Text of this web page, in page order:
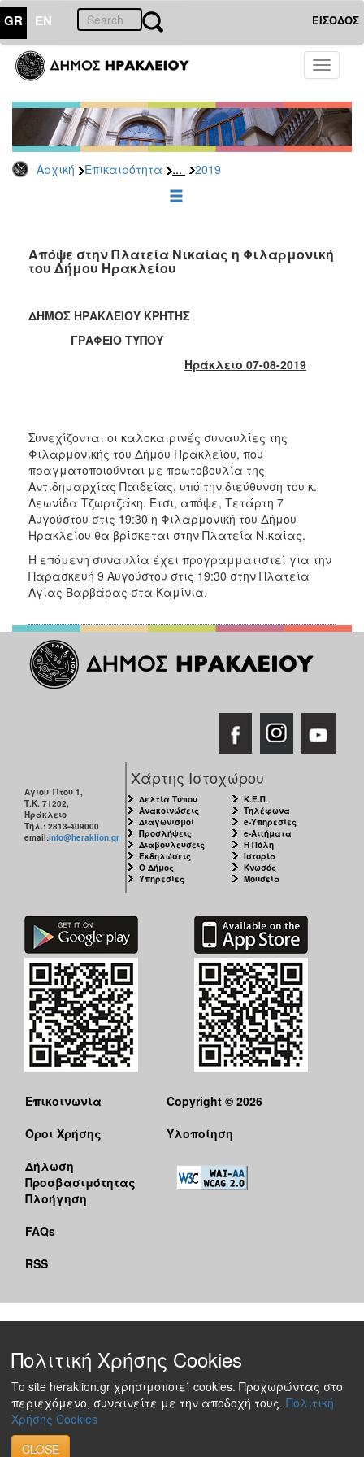
GR EN ΕΙΣΟΔΟΣ
Toggle
Αρχική Επικαιρότητα ... 2019
ΕΠΙΚΑΙΡΟΤΗΤΑ
Τύπου
Αρχείο
2026
2025
2022
2021
2019
2018
2013
2012
2011
2010
2006
ΔΗΜΟΤΗΣ
ΕΠΙΣΚΕΠΤΗΣ
Απόψε στην Πλατεία Νικαίας η Φιλαρμονική
του Δήμου Ηρακλείου
ΔΗΜΟΣ ΗΡΑΚΛΕΙΟΥ ΚΡΗΤΗΣ
ΓΡΑΦΕΙΟ ΤΥΠΟΥ
Ηράκλειο 07-08-2019
Συνεχίζονται οι καλοκαιρινές συναυλίες της
Φιλαρμονικής του Δήμου Ηρακλείου, που
πραγματοποιούνται με πρωτοβουλία της
Αντιδημαρχίας Παιδείας, υπό την διεύθυνση του κ.
Λεωνίδα Τζωρτζάκη. Έτσι, απόψε, Τετάρτη 7
Αυγούστου στις 19:30 η Φιλαρμονική του Δήμου
Ηρακλείου θα βρίσκεται στην Πλατεία Νικαίας.
Η επόμενη συναυλία έχει προγραμματιστεί για την
Παρασκευή 9 Αυγούστου στις 19:30 στην Πλατεία
Αγίας Βαρβάρας στα Καμίνια.
Αγίου Τίτου 1,
Τ.Κ. 71202,
Ηράκλειο
Τηλ.: 2813-409000
email:info@heraklion.gr
Χάρτης Ιστοχώρου
Δελτία Τύπου
Ανακοινώσεις
Διαγωνισμοί
Προσλήψεις
Διαβουλεύσεις
Εκδηλώσεις
Ο Δήμος
Υπηρεσίες
Κ.Ε.Π.
Τηλέφωνα
e-Υπηρεσίες
e-Αιτήματα
Η Πόλη
Ιστορία
Κνωσός
Μουσεία
Επικοινωνία
Όροι Χρήσης
Δήλωση
Προσβασιμότητας
Πλοήγηση
FAQs
RSS
Copyright © 2026
Υλοποίηση
Πολιτική Χρήσης Cookies
Το site heraklion.gr χρησιμοποιεί cookies. Προχωρώντας στο
περιεχόμενο, συναινείτε με την αποδοχή τους. Πολιτική
Χρήσης Cookies
CLOSE